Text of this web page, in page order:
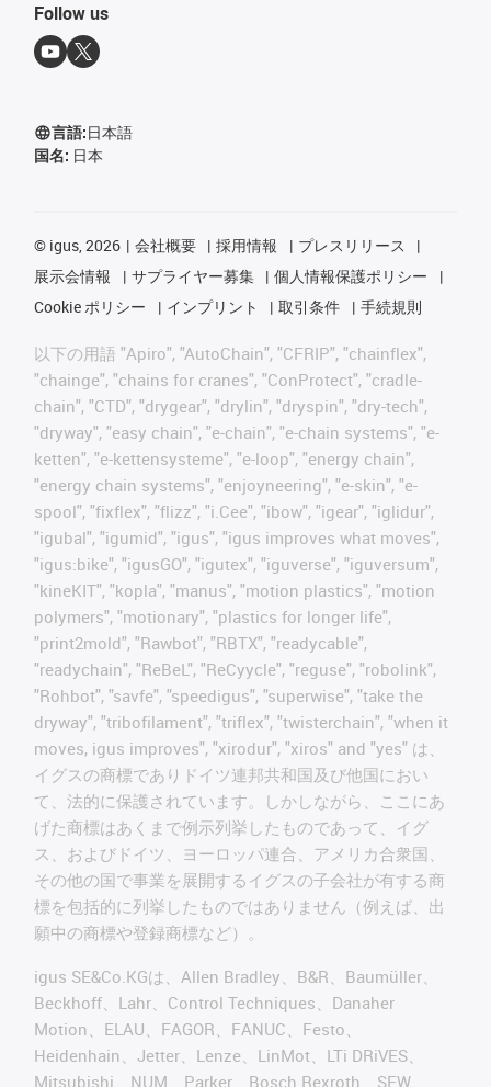
Follow us
言語:日本語
国名: 日本
© igus, 2026 会社概要 採用情報
プレスリリース
展示会情報
サプライヤー募集
個人情報保護ポリシー
Cookie ポリシー
インプリント 取引条件 手続規則
以下の用語 "Apiro", "AutoChain", "CFRIP", "chainflex",
"chainge", "chains for cranes", "ConProtect", "cradle-
chain", "CTD", "drygear", "drylin", "dryspin", "dry-tech",
"dryway", "easy chain", "e-chain", "e-chain systems", "e-
ketten", "e-kettensysteme", "e-loop", "energy chain",
"energy chain systems", "enjoyneering", "e-skin", "e-
spool", "fixflex", "flizz", "i.Cee", "ibow", "igear", "iglidur",
"igubal", "igumid", "igus", "igus improves what moves",
"igus:bike", "igusGO", "igutex", "iguverse", "iguversum",
"kineKIT", "kopla", "manus", "motion plastics", "motion
polymers", "motionary", "plastics for longer life",
"print2mold", "Rawbot", "RBTX", "readycable",
"readychain", "ReBeL", "ReCyycle", "reguse", "robolink",
"Rohbot", "savfe", "speedigus", "superwise", "take the
dryway", "tribofilament", "triflex", "twisterchain", "when it
moves, igus improves", "xirodur", "xiros" and "yes" は、
イグスの商標でありドイツ連邦共和国及び他国におい
て、法的に保護されています。しかしながら、ここにあ
げた商標はあくまで例示列挙したものであって、イグ
ス、およびドイツ、ヨーロッパ連合、アメリカ合衆国、
その他の国で事業を展開するイグスの子会社が有する商
標を包括的に列挙したものではありません（例えば、出
願中の商標や登録商標など）。
igus SE&Co.KGは、Allen Bradley、B&R、Baumüller、
Beckhoff、Lahr、Control Techniques、Danaher
Motion、ELAU、FAGOR、FANUC、Festo、
Heidenhain、Jetter、Lenze、LinMot、LTi DRiVES、
Mitsubishi、NUM、Parker、Bosch Rexroth、SEW、